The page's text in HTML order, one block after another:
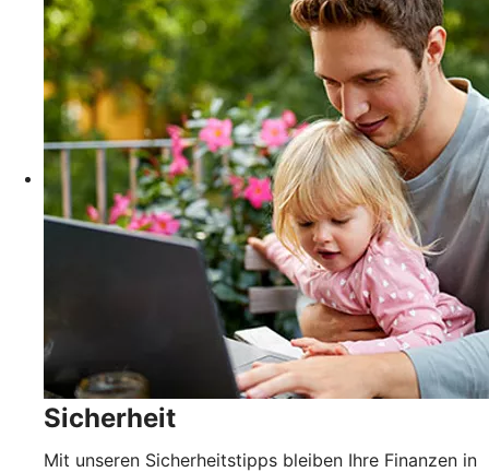
Sicherheit
Mit unseren Sicherheitstipps bleiben Ihre Finanzen in